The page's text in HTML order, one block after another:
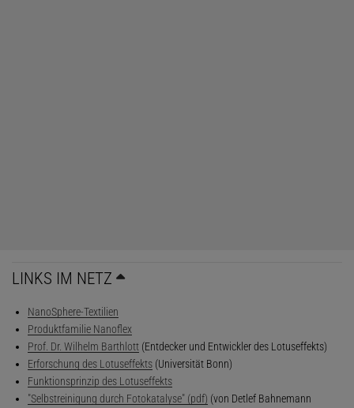
LINKS IM NETZ
NanoSphere-Textilien
Produktfamilie Nanoflex
Prof. Dr. Wilhelm Barthlott (Entdecker und Entwickler des Lotuseffekts)
Erforschung des Lotuseffekts (Universität Bonn)
Funktionsprinzip des Lotuseffekts
"Selbstreinigung durch Fotokatalyse" (pdf) (von Detlef Bahnemann